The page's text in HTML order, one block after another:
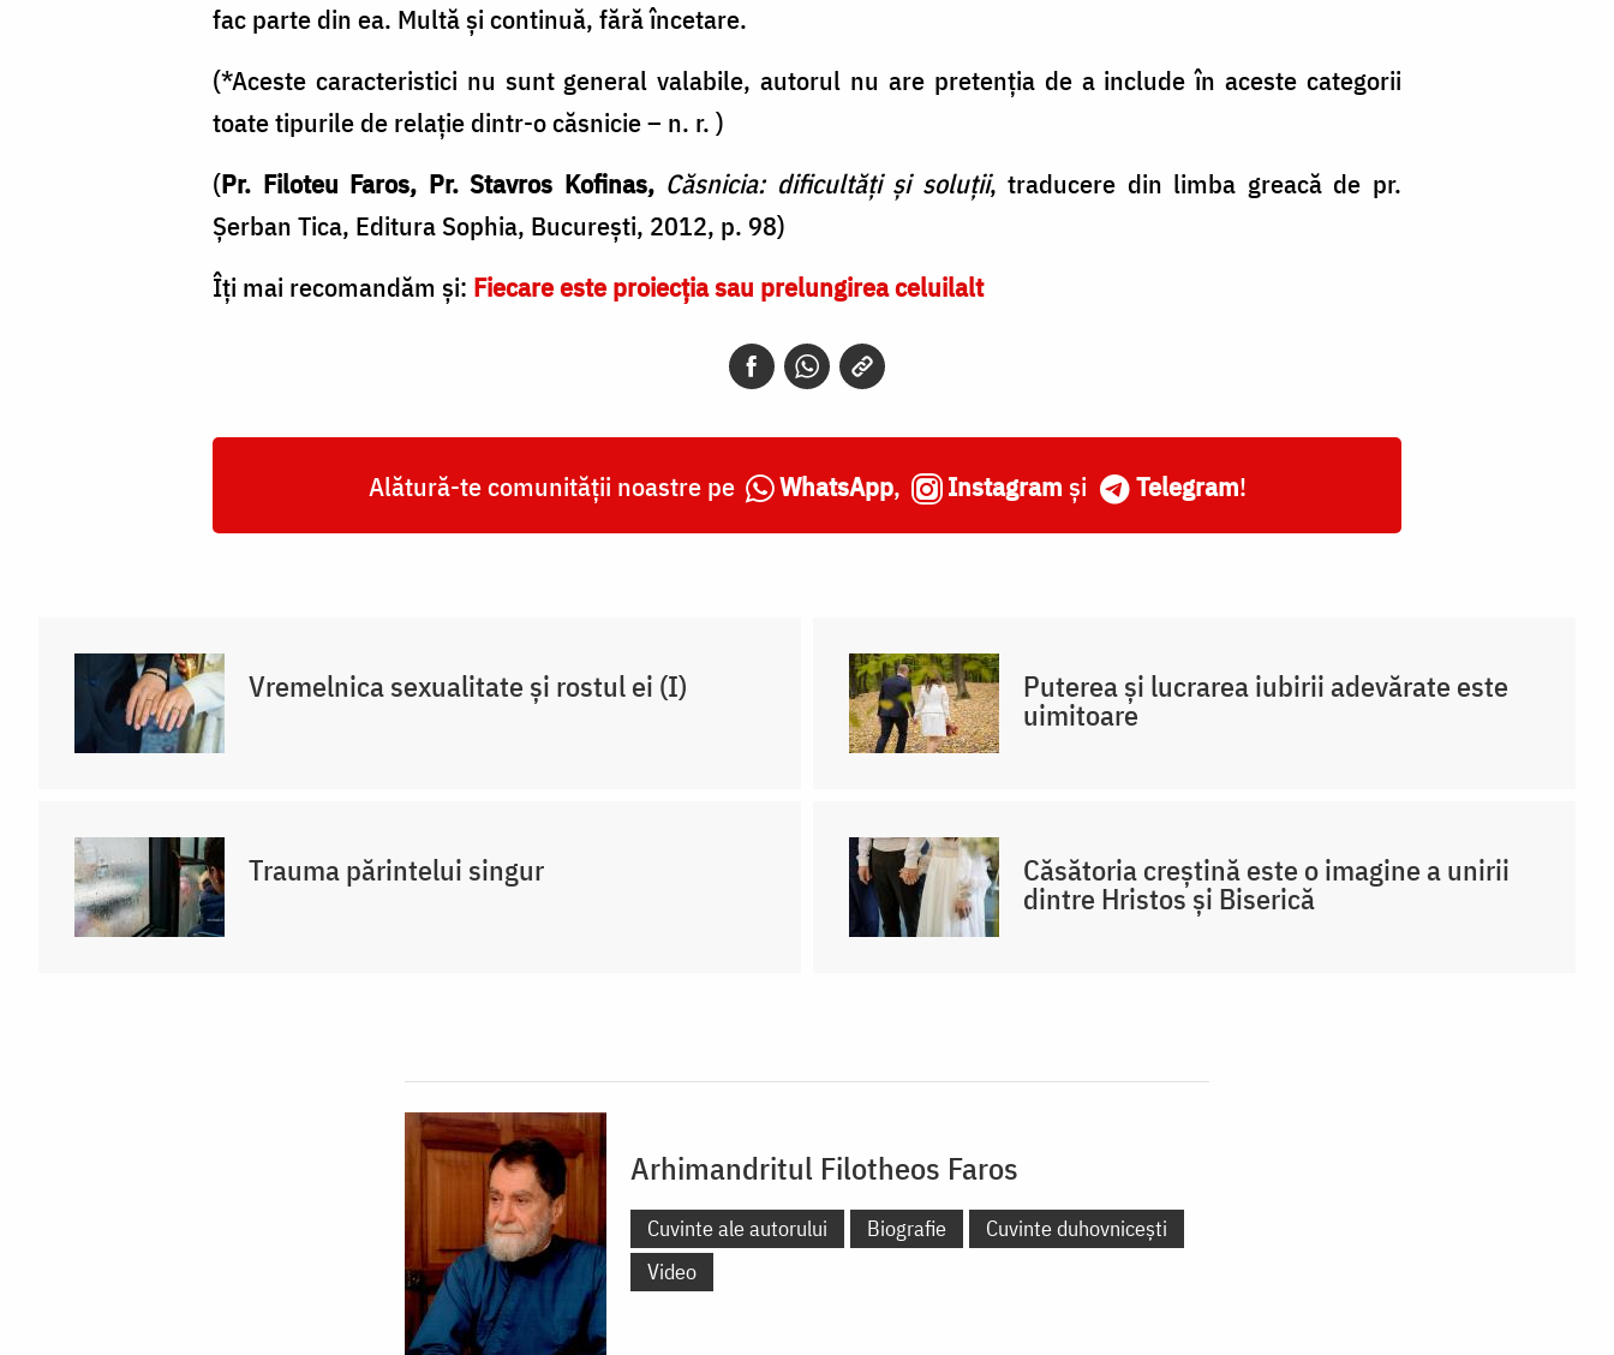
fac parte din ea. Multă și continuă, fără încetare.
(*Aceste caracteristici nu sunt general valabile, autorul nu are pretenția de a include în aceste categorii
toate tipurile de relație dintr-o căsnicie – n. r. )
(Pr. Filoteu Faros, Pr. Stavros Kofinas, Căsnicia: dificultăţi şi soluţii, traducere din limba greacă de pr.
Şerban Tica, Editura Sophia, Bucureşti, 2012, p. 98)
Îți mai recomandăm și: Fiecare este proiecţia sau prelungirea celuilalt
Alătură-te comunității noastre pe WhatsApp, Instagram și Telegram!
Vremelnica sexualitate și rostul ei (I) Puterea și lucrarea iubirii adevărate este
uimitoare
Trauma părintelui singur Căsătoria creștină este o imagine a unirii
dintre Hristos și Biserică
Arhimandritul Filotheos Faros
Cuvinte ale autorului Biografie
Cuvinte duhovnicești
Video